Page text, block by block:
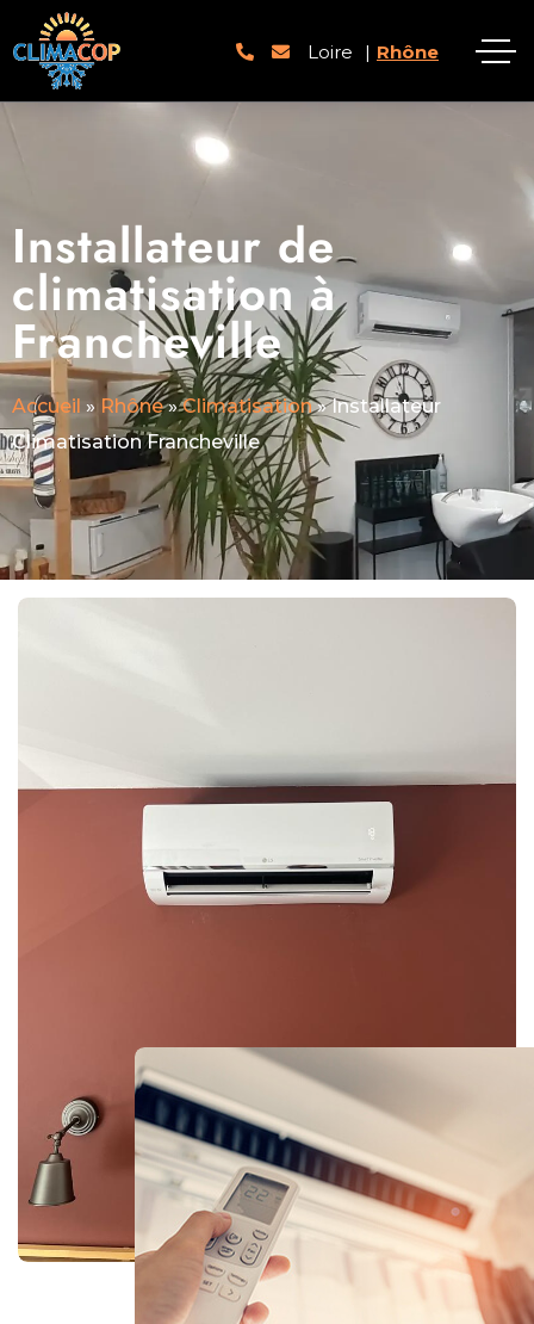
Installateur de
climatisation à
Francheville
Accueil » Rhône»Climatisation»Installateur
Climatisation Francheville
Loire | Rhône